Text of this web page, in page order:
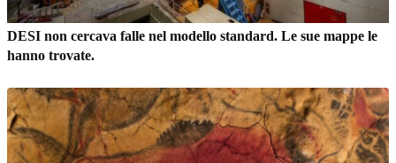
DESI non cercava falle nel modello standard. Le sue mappe le
hanno trovate.